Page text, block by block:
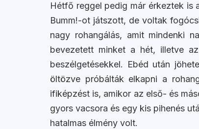
Hétfő reggel pedig már érkeztek is
Bumm!-ot játszott, de voltak
nagy rohangálás, amit mindenki
bevezetett minket a hét, illetve
beszélgetésekkel. Ebéd után
öltözve próbálták elkapni a
ifiképzést is, amikor az első- és
gyors vacsora és egy kis pihenés
hatalmas élmény volt.